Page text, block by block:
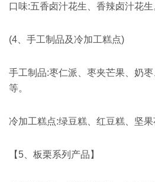
口味:五香卤汁花生、香辣卤汁花生
(4、手工制品及冷加工糕点)
手工制品:枣仁派、枣夹芒果、奶
等。
冷加工糕点:绿豆糕、红豆糕、坚果
【5、板栗系列产品】